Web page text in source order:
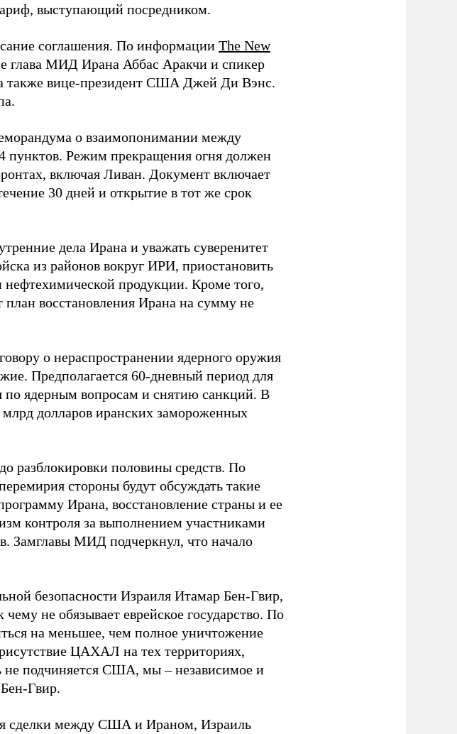
выступающий посредником.
соглашения. По информации The New
глава МИД Ирана Аббас Аракчи и спикер
также вице-президент США Джей Ди Вэнс.
о взаимопонимании между
пунктов. Режим прекращения огня должен
включая Ливан. Документ включает
30 дней и открытие в тот же срок
дела Ирана и уважать суверенитет
из районов вокруг ИРИ, приостановить
продукции. Кроме того,
восстановления Ирана на сумму не
о нераспространении ядерного оружия
Предполагается 60-дневный период для
по ядерным вопросам и снятию санкций. В
долларов иранских замороженных
разблокировки половины средств. По
стороны будут обсуждать такие
Ирана, восстановление страны и ее
контроля за выполнением участниками
Замглавы МИД подчеркнул, что начало
безопасности Израиля Итамар Бен-Гвир,
не обязывает еврейское государство. По
на меньшее, чем полное уничтожение
ЦАХАЛ на тех территориях,
не подчиняется США, мы – независимое и
Гвир.
сделки между США и Ираном, Израиль